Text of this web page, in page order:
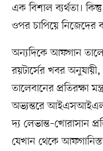
এক বিশাল ব্যর্থতা।
ওপর চাপিয়ে নিজেদের
অন্যদিকে আফগান
রয়টার্সের খবর
তালেবানের প্রতিরক্ষা
অভ্যন্তরে আইএসআইএল-
দ্য লেভান্ত–খোরাসান
যেখান থেকে